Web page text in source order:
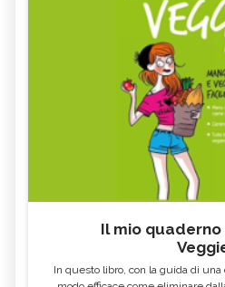
Il mio quaderno
In questo libro, con la guida di